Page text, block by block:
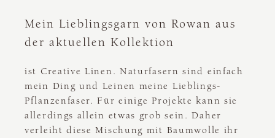
Mein Lieblingsgarn von Rowan aus
der aktuellen Kollektion
ist Creative Linen. Naturfasern sind einfach
mein Ding und Leinen meine Lieblings-
Pflanzenfaser. Für einige Projekte kann sie
allerdings allein etwas grob sein. Daher
verleiht diese Mischung mit Baumwolle ihr